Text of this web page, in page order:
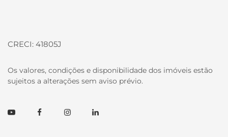
CRECI: 41805J
Os valores, condições e disponibilidade dos imóveis estão
sujeitos a alterações sem aviso prévio.
YoutubeFacebookInstagramLinkedin